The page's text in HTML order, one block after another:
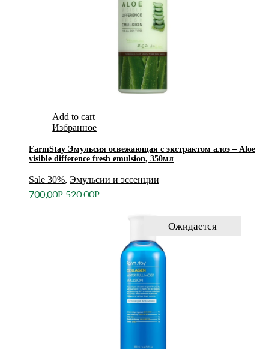
Add to cart
Избранное
FarmStay Эмульсия освежающая с экстрактом алоэ – Aloe
visible difference fresh emulsion, 350мл
Sale 30%, Эмульсии и эссенции
700,00Р 520,00Р
Ожидается